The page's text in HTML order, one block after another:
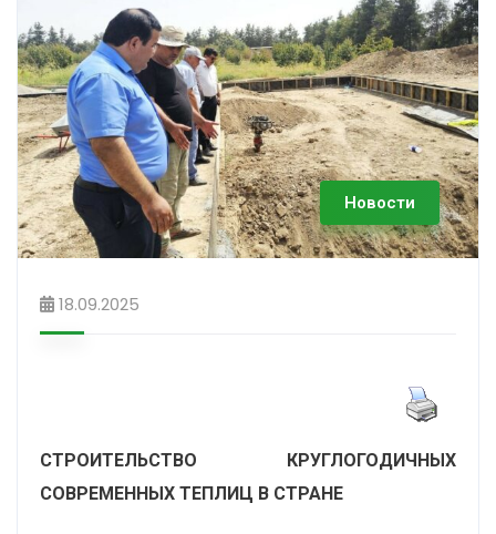
Новости
18.09.2025
СТРОИТЕЛЬСТВО КРУГЛОГОДИЧНЫХ
СОВРЕМЕННЫХ ТЕПЛИЦ В СТРАНЕ